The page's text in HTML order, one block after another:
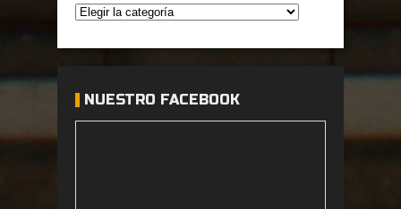
NUESTRO FACEBOOK